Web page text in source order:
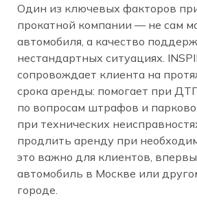
Один из ключевых факторов
прокатной компании — не сам
автомобиля, а качество
нестандартных ситуациях.
сопровождает клиента на
срока аренды: помогает при
по вопросам штрафов и
при технических
продлить аренду при
это важно для клиентов,
автомобиль в Москве или
городе.